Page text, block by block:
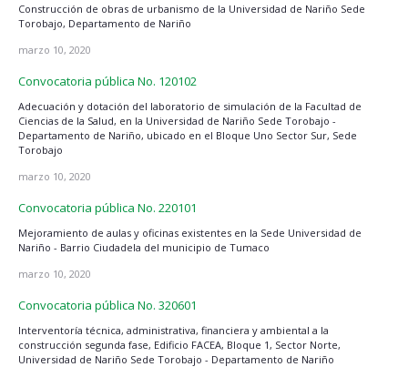
Construcción de obras de urbanismo de la Universidad de Nariño Sede
Torobajo, Departamento de Nariño
marzo 10, 2020
Convocatoria pública No. 120102
Adecuación y dotación del laboratorio de simulación de la Facultad de
Ciencias de la Salud, en la Universidad de Nariño Sede Torobajo -
Departamento de Nariño, ubicado en el Bloque Uno Sector Sur, Sede
Torobajo
marzo 10, 2020
Convocatoria pública No. 220101
Mejoramiento de aulas y oficinas existentes en la Sede Universidad de
Nariño - Barrio Ciudadela del municipio de Tumaco
marzo 10, 2020
Convocatoria pública No. 320601
Interventoría técnica, administrativa, financiera y ambiental a la
construcción segunda fase, Edificio FACEA, Bloque 1, Sector Norte,
Universidad de Nariño Sede Torobajo - Departamento de Nariño